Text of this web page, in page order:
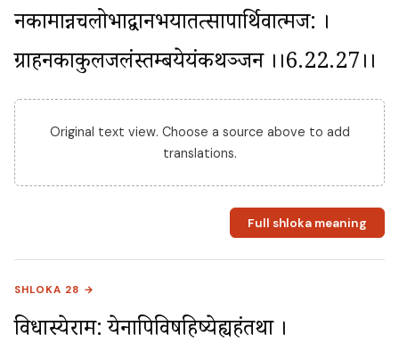
नकामान्नचलोभाद्वानभयातत्सापार्थिवात्मज: ।
ग्राहनकाकुलजलंस्तम्बयेयंकथञ्जन ।।6.22.27।।
Original text view. Choose a source above to add
translations.
Full shloka meaning
SHLOKA 28 →
विधास्येराम: येनापिविषहिष्येह्यहंतथा ।